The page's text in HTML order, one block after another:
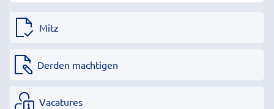
Mitz
Derden machtigen
Vacatures